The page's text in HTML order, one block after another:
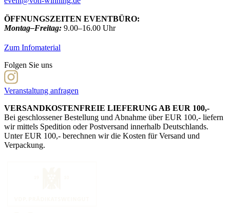
ÖFFNUNGSZEITEN EVENTBÜRO:
Montag–Freitag: 9.00–16.00 Uhr
Zum Infomaterial
Folgen Sie uns
Veranstaltung anfragen
VERSANDKOSTENFREIE LIEFERUNG AB EUR 100,-
Bei geschlossener Bestellung und Abnahme über EUR 100,- liefern
wir mittels Spedition oder Postversand innerhalb Deutschlands.
Unter EUR 100,- berechnen wir die Kosten für Versand und
Verpackung.